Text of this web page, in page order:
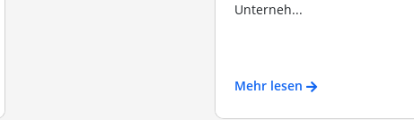
Unterneh...
Mehr lesen